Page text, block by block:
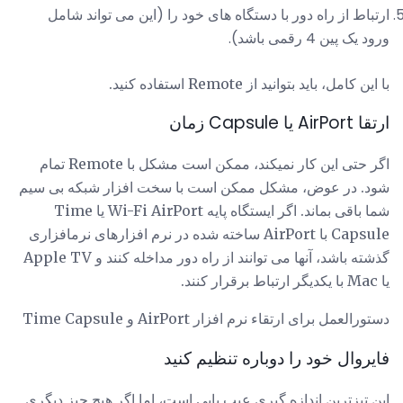
ارتباط از راه دور با دستگاه های خود را (این می تواند شامل
ورود یک پین 4 رقمی باشد).
با این کامل، باید بتوانید از Remote استفاده کنید.
ارتقا AirPort یا Capsule زمان
اگر حتی این کار نمیکند، ممکن است مشکل با Remote تمام
شود. در عوض، مشکل ممکن است با سخت افزار شبکه بی سیم
شما باقی بماند. اگر ایستگاه پایه Wi-Fi AirPort یا Time
Capsule با AirPort ساخته شده در نرم افزارهای نرمافزاری
گذشته باشد، آنها می توانند از راه دور مداخله کنند و Apple TV
یا Mac با یکدیگر ارتباط برقرار کنند.
دستورالعمل برای ارتقاء نرم افزار AirPort و Time Capsule
فایروال خود را دوباره تنظیم کنید
این تیزترین اندازه گیری عیب یابی است، اما اگر هیچ چیز دیگری